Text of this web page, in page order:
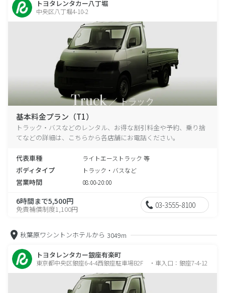
トヨタレンタカー八丁堀
中央区八丁堀4-10-2
基本料金プラン（T1）
トラック・バスなどのレンタル、お得な割引料金や予約、乗り捨
てなどの詳細は、こちらから各店舗にお電話ください。
代表車種 ライトエーストラック 等
ボディタイプ トラック・バスなど
営業時間 08:00-20:00
6時間まで5,500円
免責補償制度1,100円 03-3555-8100
秋葉原ワシントンホテルから 3049m
トヨタレンタカー銀座有楽町
東京都中央区銀座6-4-4西銀座駐車場B2F ・車入口：銀座7-4-12